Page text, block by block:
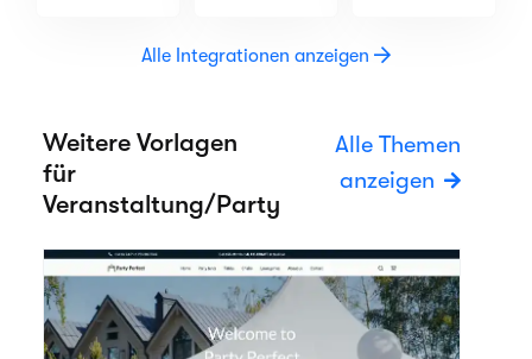
Alle Integrationen anzeigen
Weitere Vorlagen
für
Veranstaltung/Party
Alle Themen
anzeigen